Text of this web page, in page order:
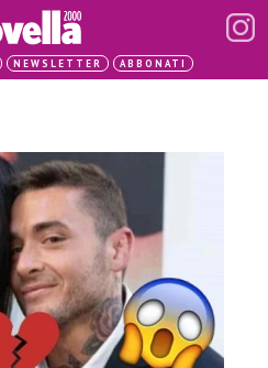
NEWSLETTER ABBONATI